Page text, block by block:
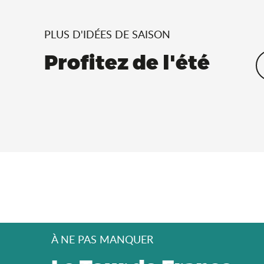
PLUS D'IDÉES DE SAISON
Profitez de l'été
À NE PAS MANQUER